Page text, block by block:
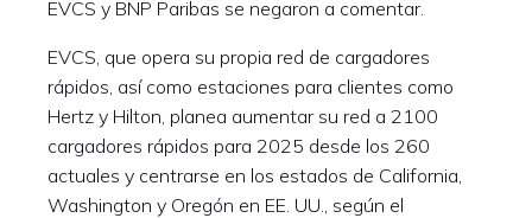
EVCS y BNP Paribas se negaron a comentar.
EVCS, que opera su propia red de cargadores
rápidos, así como estaciones para clientes como
Hertz y Hilton, planea aumentar su red a 2100
cargadores rápidos para 2025 desde los 260
actuales y centrarse en los estados de California,
Washington y Oregón en EE. UU., según el